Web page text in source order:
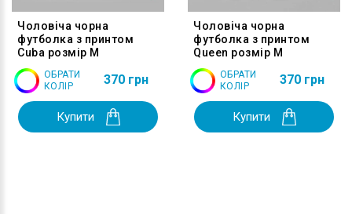
Чоловіча чорна
футболка з принтом
Cuba розмір M
ОБРАТИ
КОЛІР
370 грн
Купити
Чоловіча чорна
футболка з принтом
Queen розмір M
ОБРАТИ
КОЛІР
370 грн
Купити